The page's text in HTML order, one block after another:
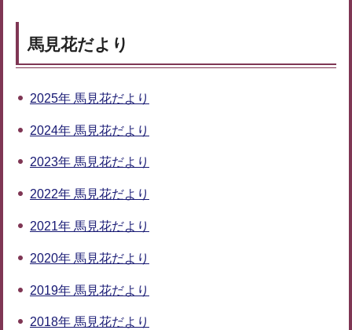
馬見花だより
2025年 馬見花だより
2024年 馬見花だより
2023年 馬見花だより
2022年 馬見花だより
2021年 馬見花だより
2020年 馬見花だより
2019年 馬見花だより
2018年 馬見花だより